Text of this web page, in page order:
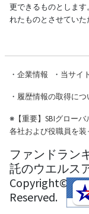
更できるものとしま
れたものとさせていた
・ 企業情報 ・ 当サイ
・ 履歴情報の取得につ
※【重要】SBIグロー
各社および役職員を
ファンドラン
託のウエルス
Copyright©
Reserved.